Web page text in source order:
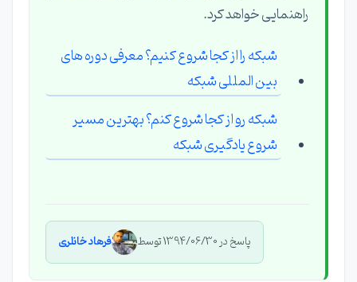
راهنمایی خواهد کرد.
شبکه را از کجا شروع کنیم؟ معرفی دوره های
بین المللی شبکه
شبکه رو از کجا شروع کنم؟ بهترین مسیر
شروع یادگیری شبکه
پاسخ در 1394/06/30 توسط فرهاد خانلری